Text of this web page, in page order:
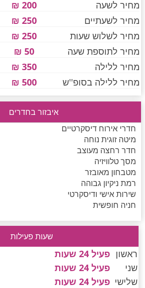
חדרים לפי שעה בחוף הכרמל
חדרים לפי שעה בחיפה קריות
חדרים לפי שעה בכנרת גליל תחתון עמקים
חדרים לפי שעה ברמת הגולן
חדרים לפי שעה בהערבה
חדרים לפי שעה במישור החוף הדרומי
מחיר לשעה
200 ₪
מחיר לשעתיים
250 ₪
מחיר לשלוש שעות
250 ₪
מחיר לתוספת שעה
50 ₪
מחיר ללילה
350 ₪
מחיר ללילה בסופ''ש
500 ₪
איבזור בחדרים
חדרי אירוח דיסקרטיים
מיטה זוגית נוחה
חדר רחצה מעוצב
מסך טלוויזיה
מטבחון מאובזר
רמת ניקיון גבוהה
שירות אישי ודיסקרטי
חניה חופשית
שעות פעילות
ראשון פעיל 24 שעות
שני
פעיל 24 שעות
שלישי פעיל 24 שעות